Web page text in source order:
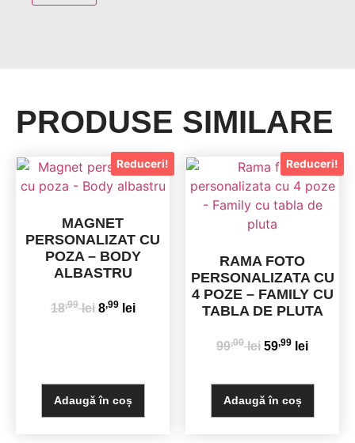
PRODUSE SIMILARE
Reduceri!
MAGNET
PERSONALIZAT CU
POZA – BODY
ALBASTRU
18,99 lei 8,99 lei
Adaugă în coș
Reduceri!
RAMA FOTO
PERSONALIZATA CU
4 POZE – FAMILY CU
TABLA DE PLUTA
99,00 lei 59,99 lei
Adaugă în coș